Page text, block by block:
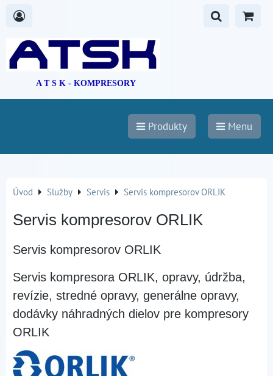
A T S K - KOMPRESORY
Produkty Menu
Úvod Služby Servis Servis kompresorov ORLIK
Servis kompresorov ORLIK
Servis kompresorov ORLIK
Servis kompresora ORLIK, opravy, údržba,
revízie, stredné opravy, generálne opravy,
dodávky náhradných dielov pre kompresory
ORLIK